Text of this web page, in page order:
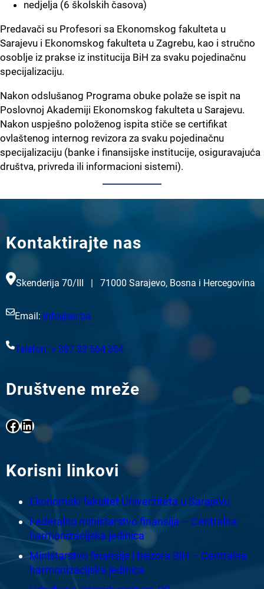
nedjelja (6 školskih časova)
Predavači su Profesori sa Ekonomskog fakulteta u
Sarajevu i Ekonomskog fakulteta u Zagrebu, kao i stručno
osoblje iz prakse iz institucija BiH za svaku pojedinačnu
specijalizaciju.
Nakon odslušanog Programa obuke polaže se ispit na
Poslovnoj Akademiji Ekonomskog fakulteta u Sarajevu.
Nakon uspješno položenog ispita stiče se certifikat
ovlaštenog internog revizora za svaku pojedinačnu
specijalizaciju (banke i finansijske institucije, osiguravajuća
društva, privreda ili informacioni sistemi).
Kontaktirajte nas
Skenderija 70/III | 71000 Sarajevo, Bosna i Hercegovina
Email: info@air.ba
Telefon: + 387 33 564 354
Društvene mreže
Facebook LinkedIn
Korisni linkovi
Ekonomski fakultet Univerziteta u Sarajevu
Federalno ministarstvo finansija – Centralna
harmonizacijska jedinica
Ministarstvo finansija i trezora BiH – Centralna
harmonizacijska jedinica